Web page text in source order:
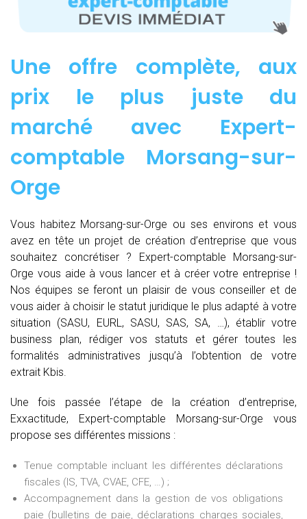
Une offre complète, aux
prix le plus juste du
marché avec Expert-
comptable Morsang-sur-
Orge
Vous habitez Morsang-sur-Orge ou ses environs et vous
avez en tête un projet de création d’entreprise que vous
souhaitez concrétiser ? Expert-comptable Morsang-sur-
Orge vous aide à vous lancer et à créer votre entreprise !
Nos équipes se feront un plaisir de vous conseiller et de
vous aider à choisir le statut juridique le plus adapté à votre
situation (SASU, EURL, SASU, SAS, SA, …), établir votre
business plan, rédiger vos statuts et gérer toutes les
formalités administratives jusqu’à l’obtention de votre
extrait Kbis.
Une fois passée l’étape de la création d’entreprise,
Exxactitude, Expert-comptable Morsang-sur-Orge vous
propose ses différentes missions :
Tenue comptable incluant les différentes déclarations
fiscales (IS, TVA, CVAE, CFE, …) ;
Accompagnement dans la gestion de vos obligations
paie (bulletins de paie, déclarations charges sociales,